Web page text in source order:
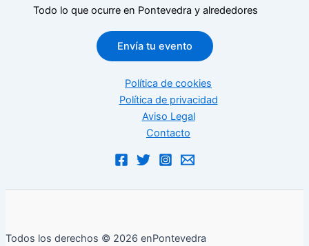
Todo lo que ocurre en Pontevedra y alrededores
Envía tu evento
Política de cookies
Política de privacidad
Aviso Legal
Contacto
Todos los derechos © 2026 enPontevedra